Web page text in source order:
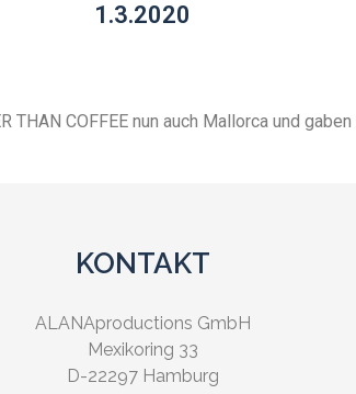
1.3.2020
COFFEE nun auch Mallorca und
KONTAKT
ALANAproductions GmbH
Mexikoring 33
D-22297 Hamburg